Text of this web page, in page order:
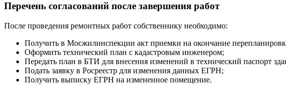
Перечень согласований после завершения работ
После проведения ремонтных работ собственнику необходимо:
Получить в Мосжилинспекции акт приемки на окончание
Оформить технический план с кадастровым инженером;
Передать план в БТИ для внесения изменений в технический паспорт
Подать заявку в Росреестр для изменения данных ЕГРН;
Получить выписку ЕГРН на измененное помещение.